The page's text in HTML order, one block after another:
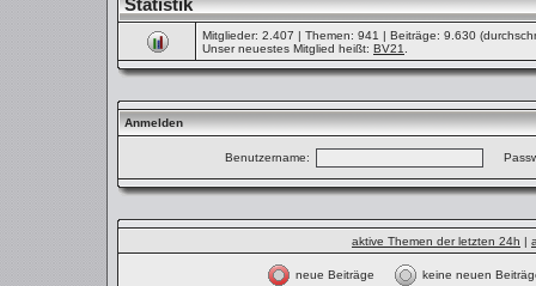
Statistik
Mitglieder: 2.407 | Themen: 941 | Beiträge: 9.630
Unser neuestes Mitglied heißt: BV21
Anmelden
Benutzername:
aktive Themen der letzten 24h |
neue Beiträge keine neuen